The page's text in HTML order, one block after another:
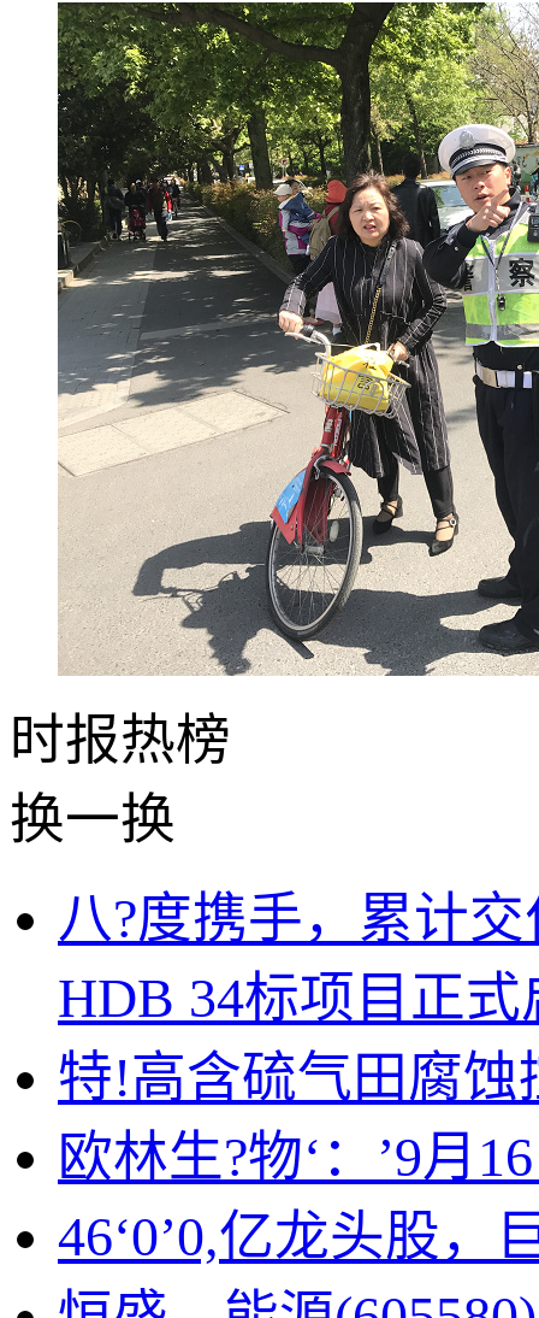
时报热榜
换一换
八?度携手，累计
HDB 34标项目正式
特!高含硫气田腐
欧林生?物‘：’9月
46‘0’0,亿龙头股，